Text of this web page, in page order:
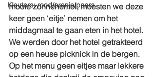
Kleuters: rood/oranje/paars
mooie zonnehemel, moesten we deze
keer geen ‘eitje’ nemen om het
middagmaal te gaan eten in het hotel.
We werden door het hotel getrakteerd
op een heuse picknick in de bergen.
Op het menu geen eitjes maar lekkere